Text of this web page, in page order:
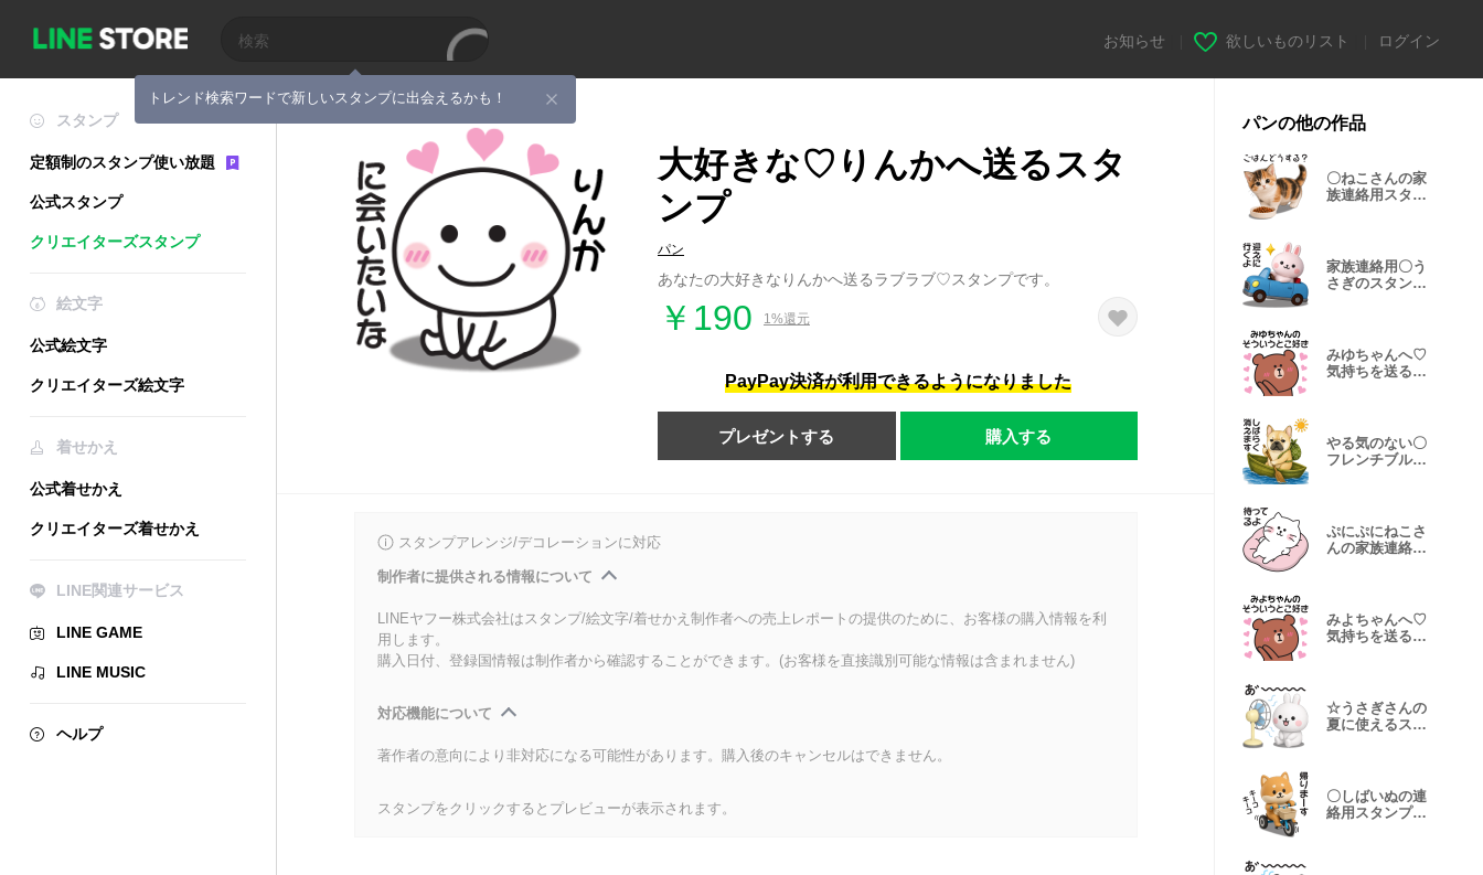
トレンド検索ワードで新しいスタンプに出会えるかも！
お知らせ 欲しいものリスト ログイン
スタンプ
定額制のスタンプ使い放題
公式スタンプ
クリエイターズスタンプ
絵文字
公式絵文字
クリエイターズ絵文字
着せかえ
公式着せかえ
クリエイターズ着せかえ
LINE関連サービス
LINE GAME
LINE MUSIC
ヘルプ
大好きな♡りんかへ送るスタ
ンプ
パン
あなたの大好きなりんかへ送るラブラブ♡スタンプです。
￥190 1%還元
PayPay決済が利用できるようになりました
プレゼントする 購入する
スタンプアレンジ/デコレーションに対応
制作者に提供される情報について
LINEヤフー株式会社はスタンプ/絵文字/着せかえ制作者への売上レポートの提供のために、お客様の購入情報を利
用します。
購入日付、登録国情報は制作者から確認することができます。(お客様を直接識別可能な情報は含まれません)
対応機能について
著作者の意向により非対応になる可能性があります。購入後のキャンセルはできません。
スタンプをクリックするとプレビューが表示されます。
パンの他の作品
〇ねこさんの家
族連絡用スタン
家族連絡用〇う
さぎのスタンプ
みゆちゃんへ♡
気持ちを送るス
やる気のない〇
フレンチブルの
ぷにぷにねこさ
んの家族連絡用
みよちゃんへ♡
気持ちを送るス
☆うさぎさんの
夏に使えるスタ
〇しばいぬの連
絡用スタンプ２